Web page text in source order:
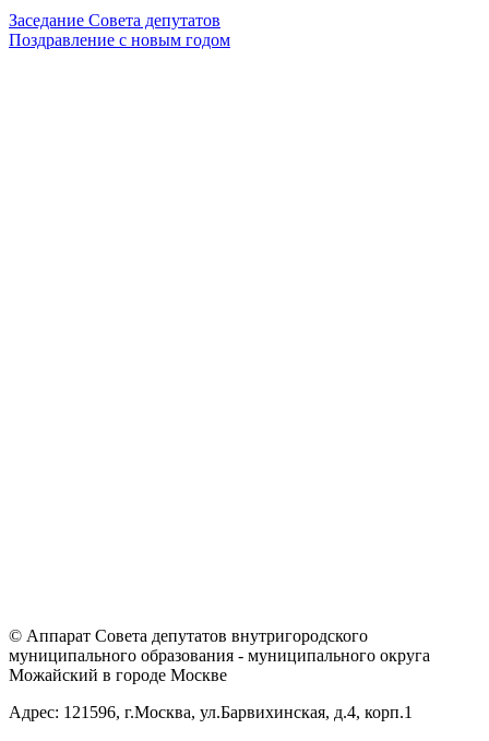
Заседание Совета депутатов
Поздравление с новым годом
© Аппарат Совета депутатов внутригородского
муниципального образования - муниципального округа
Можайский в городе Москве
Адрес: 121596, г.Москва, ул.Барвихинская, д.4, корп.1